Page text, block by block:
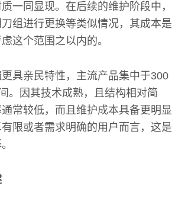
一同显现。在后续的维护阶段中，
组进行更换等类似情况，其成本是
这个范围之以内的。
具亲民特性，主流产品集中于300
。因其技术成熟，且结构相对简
常较低，而且维护成本具备更明显
限或者需求明确的用户而言，这是